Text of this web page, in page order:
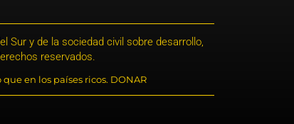
Sur y de la sociedad civil sobre desarrollo,
reservados.
en los países ricos. DONAR